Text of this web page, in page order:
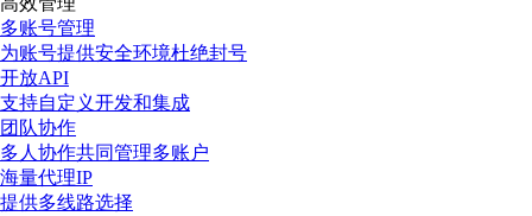
多账号管理
为账号提供安全环境杜绝封号
开放API
支持自定义开发和集成
团队协作
多人协作共同管理多账户
海量代理IP
提供多线路选择